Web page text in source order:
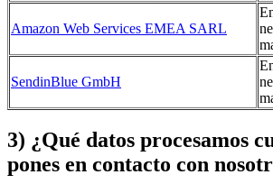
Amazon Web Services EMEA SARL
SendinBlue GmbH
3) ¿Qué datos procesamos
pones en contacto con